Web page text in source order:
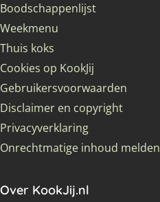
Boodschappenlijst
Weekmenu
Thuis koks
Cookies op KookJij
Gebruikersvoorwaarden
Disclaimer en copyright
Privacyverklaring
Onrechtmatige inhoud melden
Over KookJij.nl